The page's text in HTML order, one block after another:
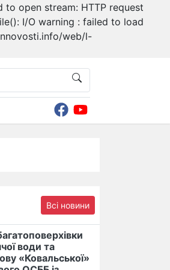
open stream: HTTP request
I/O warning : failed to load
web/l-
Всі новини
води та
«Ковальської»